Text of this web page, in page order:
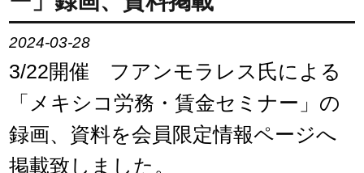
イベント案内
ご入会案内
会員限定情報
2024-03-28
3/22開催 フアンモラレス氏による
「メキシコ労務・賃金セミナー」の
録画、資料を会員限定情報ページへ
掲載致しました。